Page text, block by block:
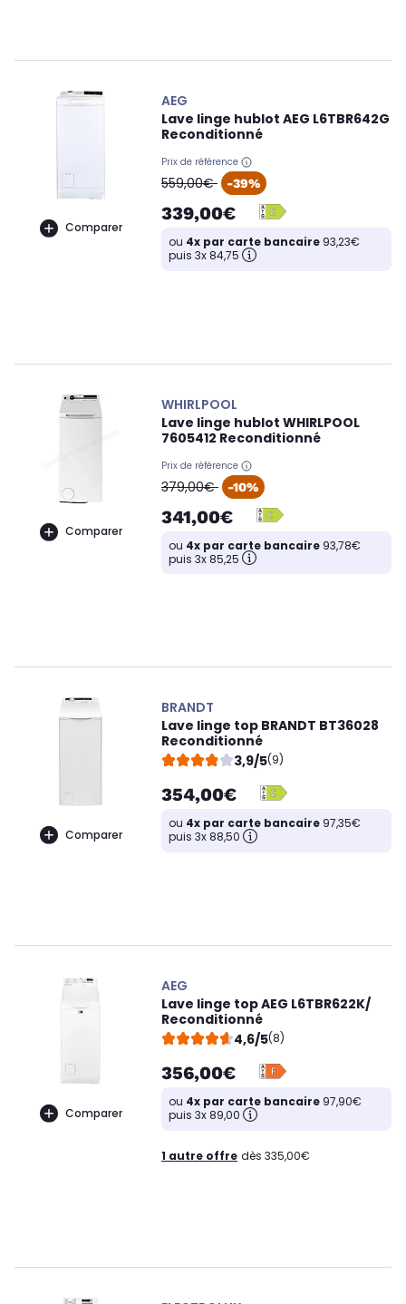
Comparer
AEG
Lave linge hublot AEG L6TBR642G
Reconditionné
Prix de référence
oldPrice
559,00€ -39%
339,00€
ou 4x par carte bancaire 93,23€
puis 3x 84,75
Comparer
WHIRLPOOL
Lave linge hublot WHIRLPOOL
7605412 Reconditionné
Prix de référence
oldPrice
379,00€ -10%
341,00€
ou 4x par carte bancaire 93,78€
puis 3x 85,25
Comparer
BRANDT
Lave linge top BRANDT BT36028
Reconditionné
3,9/5(9)
354,00€
ou 4x par carte bancaire 97,35€
puis 3x 88,50
Comparer
AEG
Lave linge top AEG L6TBR622K/
Reconditionné
4,6/5(8)
356,00€
ou 4x par carte bancaire 97,90€
puis 3x 89,00
1 autre offre dès 335,00€